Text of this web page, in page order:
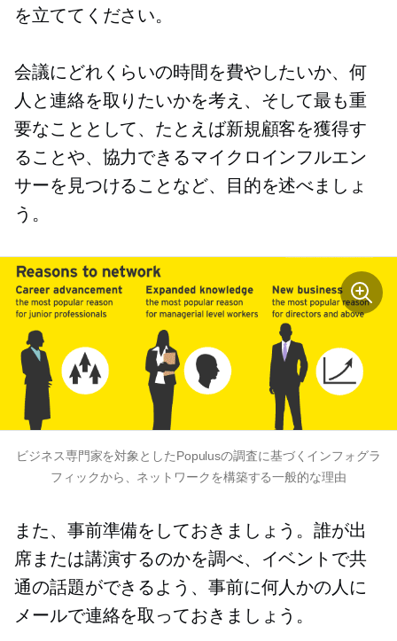
を立ててください。
会議にどれくらいの時間を費やしたいか、何
人と連絡を取りたいかを考え、そして最も重
要なこととして、たとえば新規顧客を獲得す
ることや、協力できるマイクロインフルエン
サーを見つけることなど、目的を述べましょ
う。
ビジネス専門家を対象としたPopulusの調査に基づくインフォグラ
フィックから、ネットワークを構築する一般的な理由
また、事前準備をしておきましょう。誰が出
席または講演するのかを調べ、イベントで共
通の話題ができるよう、事前に何人かの人に
メールで連絡を取っておきましょう。